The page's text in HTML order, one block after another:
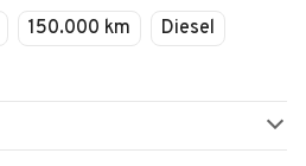
150.000 km
Diesel